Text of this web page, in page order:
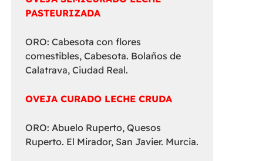
PASTEURIZADA
ORO: Cabesota con flores
comestibles, Cabesota. Bolaños de
Calatrava, Ciudad Real.
OVEJA CURADO LECHE CRUDA
ORO: Abuelo Ruperto, Quesos
Ruperto. El Mirador, San Javier. Murcia.